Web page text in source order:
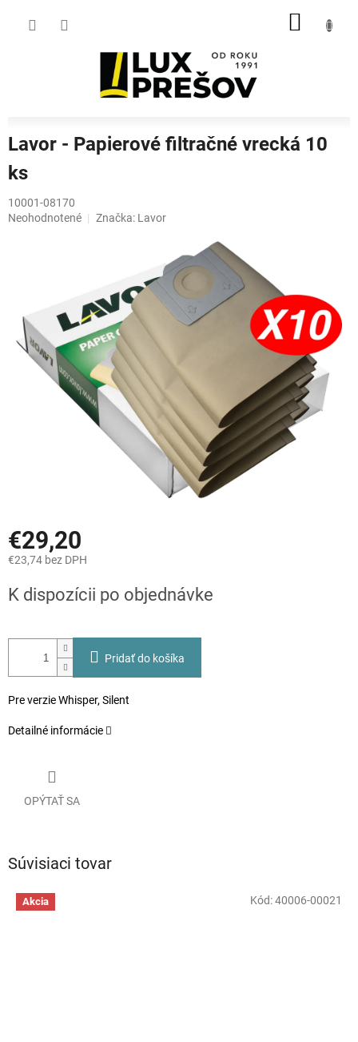
Lavor - Papierové filtračné vrecká 10
ks
10001-08170
Priemerné
hviezdičiek.
Neohodnotené Značka: Lavor
€29,20
€23,74 bez DPH
cena:
K dispozícii po objednávke
Pridať do košíka
Pre verzie Whisper, Silent
Detailné informácie
OPÝTAŤ SA
Súvisiaci tovar
Akcia Kód:40006-00021